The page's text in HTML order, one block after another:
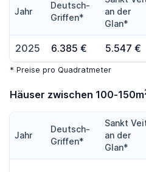
Jahr
Deutsch-
Griffen*
an der
Glan*
2025 6.385 € 5.547 €
* Preise pro Quadratmeter
Häuser zwischen 100-150m
Jahr
Deutsch-
Griffen*
Sankt
an der
Glan*